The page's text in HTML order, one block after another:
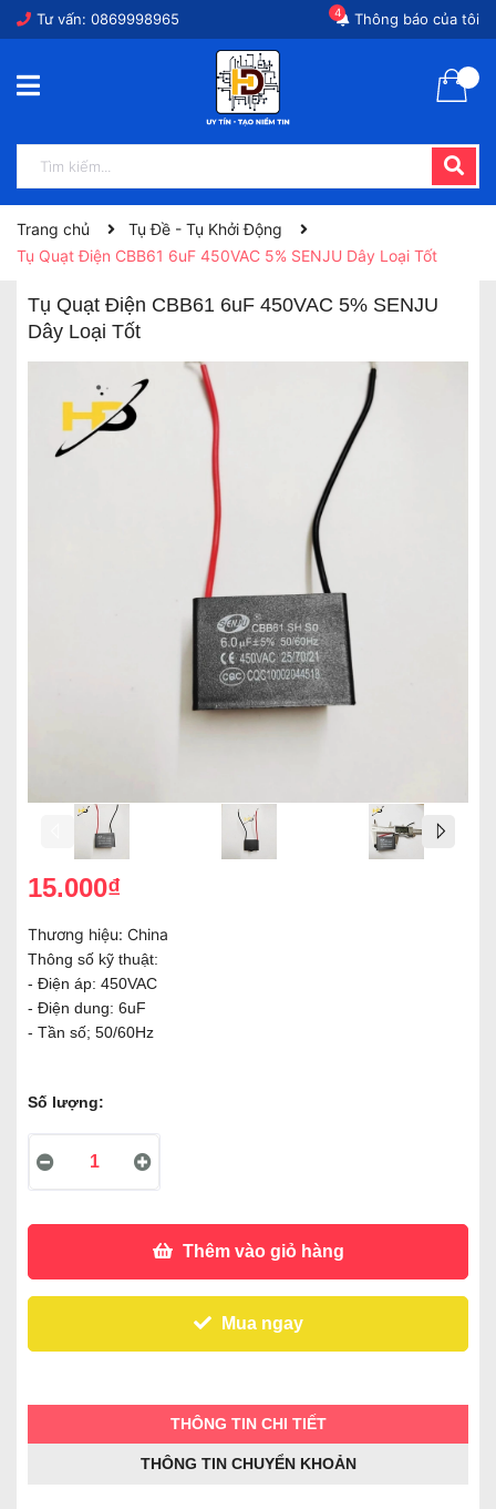
Tư vấn: 0869998965 Thông báo của tôi
4
Trang chủ
Tụ Đề - Tụ Khởi Động
Tụ Quạt Điện CBB61 6uF 450VAC 5% SENJU Dây Loại Tốt
Tụ Quạt Điện CBB61 6uF 450VAC 5% SENJU
Dây Loại Tốt
15.000₫
Thương hiệu: China
Thông số kỹ thuật:
- Điện áp: 450VAC
- Điện dung: 6uF
- Tần số; 50/60Hz
Số lượng:
Thêm vào giỏ hàng
Mua ngay
THÔNG TIN CHI TIẾT
THÔNG TIN CHUYỂN KHOẢN